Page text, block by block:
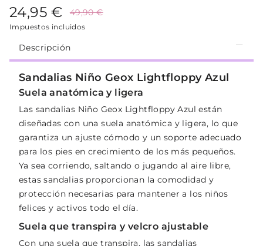
24,95 € 49,90 €
Impuestos incluidos
Descripción
Sandalias Niño Geox Lightfloppy Azul
Suela anatómica y ligera
Las sandalias Niño Geox Lightfloppy Azul están
diseñadas con una suela anatómica y ligera, lo que
garantiza un ajuste cómodo y un soporte adecuado
para los pies en crecimiento de los más pequeños.
Ya sea corriendo, saltando o jugando al aire libre,
estas sandalias proporcionan la comodidad y
protección necesarias para mantener a los niños
felices y activos todo el día.
Suela que transpira y velcro ajustable
Con una suela que transpira, las sandalias